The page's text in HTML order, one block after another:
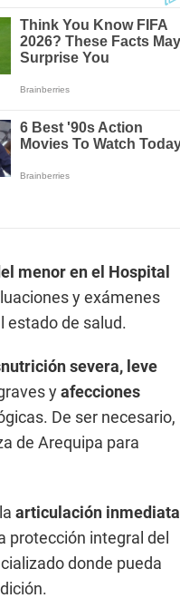
menor en el Hospital
y exámenes
estado de salud.
severa, leve
yafecciones
De ser necesario,
de Arequipa para
articulación inmediata
protección integral del
donde pueda